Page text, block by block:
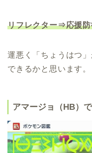
リフレクター⇒応援
運悪く「ちょうはつ
できるかと思います。
アマージョ（HB）